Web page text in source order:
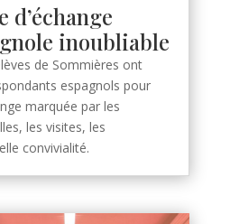
d’échange
inoubliable
de Sommières ont
espagnols pour
marquée par les
les visites, les
convivialité.